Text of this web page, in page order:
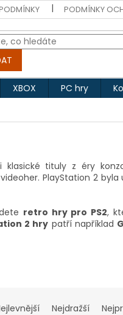
PODMÍNKY
XBOX PC hry
tituly z éry
PlayStation 2
retro hry pro PS2,
2 hry patří například
Nejdražší